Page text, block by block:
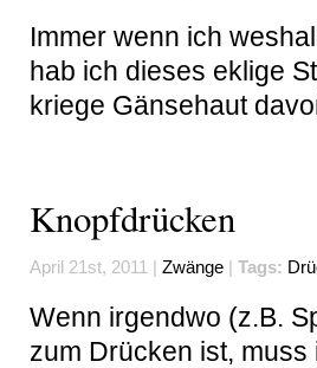
Immer wenn ich
hab ich dieses eklige
kriege Gänsehaut
Knopfdrücken
April 21st, 2011 | Zwänge | Tags:
Wenn irgendwo (z.B.
zum Drücken ist,